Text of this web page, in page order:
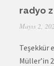
radyo z
Mayıs 2,
Teşekkür
Müller’in